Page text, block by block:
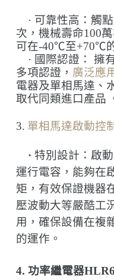
· 可靠性高：觸
次，機械壽命100
可在-40℃至+70℃
· 國際認證： 擁
多項認證， 廣泛應
電器及單相馬達、
取代同類進口產品
3. 單相馬達啟動控
· 特別設計：啟
運行電容，能夠在
矩，有效保證機器
壓波動大等嚴酷工
用，確保設備在複
的運作。
4. 功率繼電器